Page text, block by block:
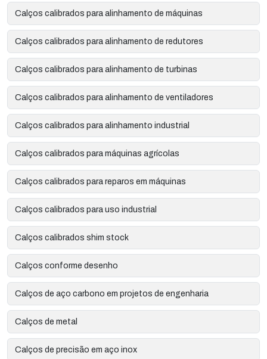
Calços calibrados para alinhamento de máquinas
Calços calibrados para alinhamento de redutores
Calços calibrados para alinhamento de turbinas
Calços calibrados para alinhamento de ventiladores
Calços calibrados para alinhamento industrial
Calços calibrados para máquinas agrícolas
Calços calibrados para reparos em máquinas
Calços calibrados para uso industrial
Calços calibrados shim stock
Calços conforme desenho
Calços de aço carbono em projetos de engenharia
Calços de metal
Calços de precisão em aço inox